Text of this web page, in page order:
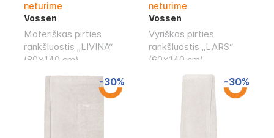
neturime
Vossen
Moteriškas pirties
rankšluostis „LIVINA“
(80x140 cm)
neturime
Vossen
Vyriškas pirties
rankšluostis „LARS“
(60x140 cm)
-30% -30%